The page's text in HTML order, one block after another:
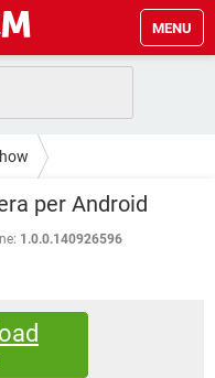
MENU
10
10
10
per Android
1.0.0.140926596